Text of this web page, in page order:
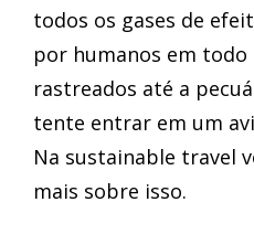
todos os gases de
por humanos em
rastreados até a
tente entrar em um
Na sustainable travel
mais sobre isso.